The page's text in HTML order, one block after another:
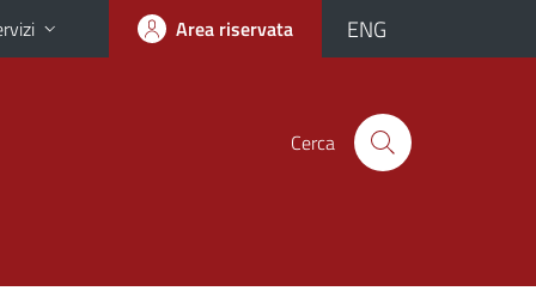
Area riservata ENG
Cerca